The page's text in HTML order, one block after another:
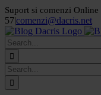
Skip
to
content
Suport si comenzi Online
57|comenzi@dacris.net
Facebook
LinkedIn
YouTube
Pinterest
Search
for:
Search
for: